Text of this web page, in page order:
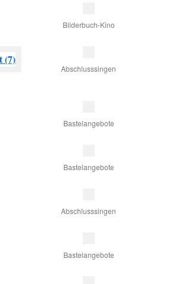
Bilderbuch-Kino
Abschlusssingen
Bastelangebote
Bastelangebote
Abschlusssingen
Bastelangebote